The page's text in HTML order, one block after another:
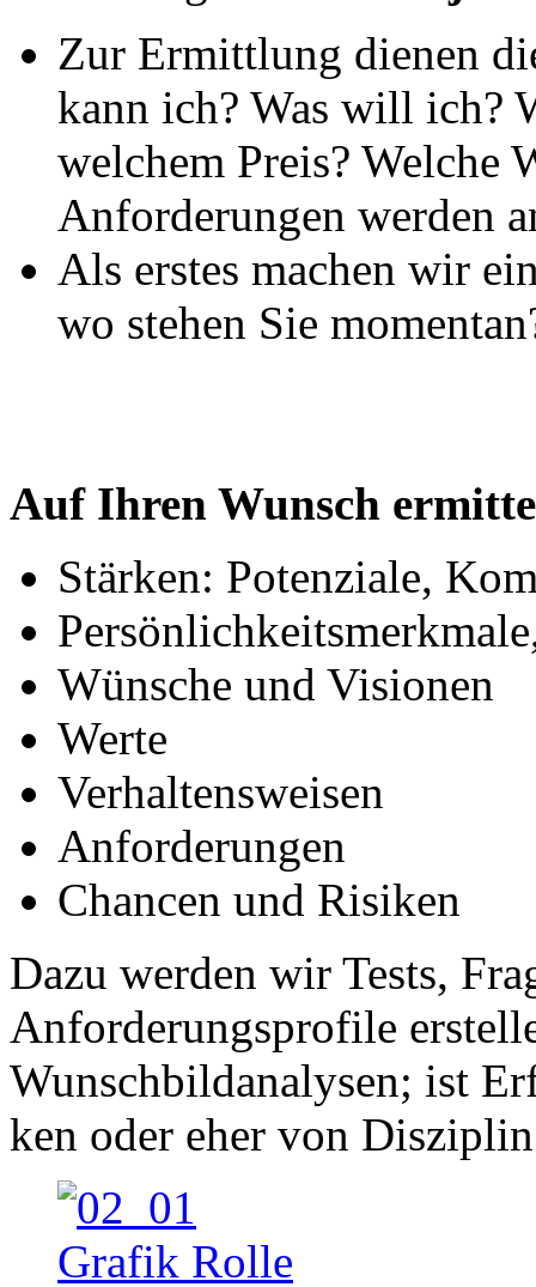
Zur Ermittlung dienen
kann ich? Was will ich?
welchem Preis? Welche
Anforderungen werden
Als erstes machen wir
wo stehen Sie
Auf Ihren Wunsch
Stärken: Potenziale,
Wünsche und Visionen
Werte
Verhaltensweisen
Anforderungen
Chancen und Risiken
Dazu werden wir Tests,
Anforderungsprofile
Wunschbildanalysen; ist
ken oder eher von